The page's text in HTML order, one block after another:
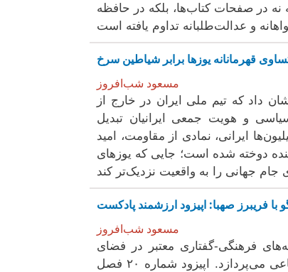
نه در صفحات کتاب‌ها، بلکه در حافظه
قهرمانانه یوزها برابر شیاطین سرخ
مسعود شب‌افروز
داد که تیم ملی ایران در خارج از
و هویت جمعی ایرانیان تبدیل
ایرانی، نمادی از مقاومت، امید
دوخته شده است؛ جایی که یوزهای
فریبرز صهبا: اپیزود ارزشمند پادکست
مسعود شب‌افروز
فرهنگی-گفتاری معتبر در فضای
فارسی‌زبان است که به بررسی موضوعات ادبی، تاریخی، فرهنگی و اجتماعی می‌پردازد. اپیزود شماره ۲۰ فصل